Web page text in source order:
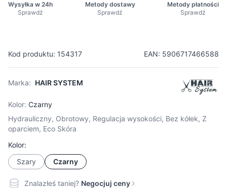
Kod produktu: 154317 EAN: 5906717466588
Marka: HAIR SYSTEM
Kolor: Czarny
Hydrauliczny, Obrotowy, Regulacja wysokości, Bez kółek, Z
oparciem, Eco Skóra
Kolor:
Szary
Czarny
Wysyłka w 24h
Sprawdź
Metody dostawy
Sprawdź
Metody płatności
Sprawdź
Znalazłeś taniej? Negocjuj ceny